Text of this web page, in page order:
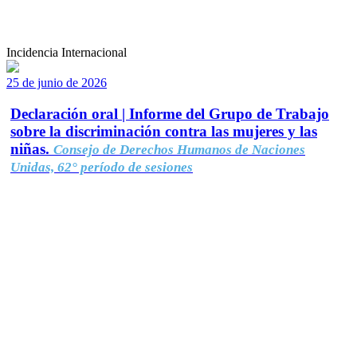
Incidencia Internacional
25 de junio de 2026
Declaración oral | Informe del Grupo de Trabajo
sobre la discriminación contra las mujeres y las
niñas. Consejo de Derechos Humanos de Naciones
Unidas, 62° período de sesiones